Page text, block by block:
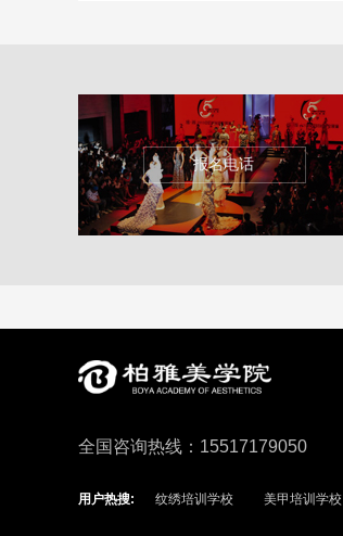
报名电话
全国咨询热线：15517179050
用户热搜: 纹绣培训学校 美甲培训学校